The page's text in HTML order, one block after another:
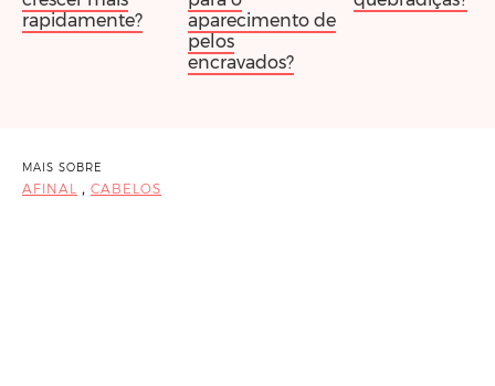
rapidamente?
aparecimento de
pelos
encravados?
MAIS SOBRE
AFINAL , CABELOS